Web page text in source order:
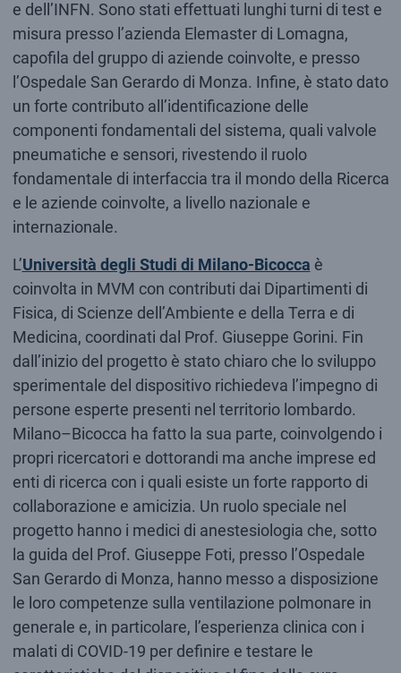
e dell’INFN. Sono stati effettuati lunghi turni di test e
misura presso l’azienda Elemaster di Lomagna,
capofila del gruppo di aziende coinvolte, e presso
l’Ospedale San Gerardo di Monza. Infine, è stato dato
un forte contributo all’identificazione delle
componenti fondamentali del sistema, quali valvole
pneumatiche e sensori, rivestendo il ruolo
fondamentale di interfaccia tra il mondo della Ricerca
e le aziende coinvolte, a livello nazionale e
internazionale.
L’Università degli Studi di Milano-Bicocca è
coinvolta in MVM con contributi dai Dipartimenti di
Fisica, di Scienze dell’Ambiente e della Terra e di
Medicina, coordinati dal Prof. Giuseppe Gorini. Fin
dall’inizio del progetto è stato chiaro che lo sviluppo
sperimentale del dispositivo richiedeva l’impegno di
persone esperte presenti nel territorio lombardo.
Milano–Bicocca ha fatto la sua parte, coinvolgendo i
propri ricercatori e dottorandi ma anche imprese ed
enti di ricerca con i quali esiste un forte rapporto di
collaborazione e amicizia. Un ruolo speciale nel
progetto hanno i medici di anestesiologia che, sotto
la guida del Prof. Giuseppe Foti, presso l’Ospedale
San Gerardo di Monza, hanno messo a disposizione
le loro competenze sulla ventilazione polmonare in
generale e, in particolare, l’esperienza clinica con i
malati di COVID-19 per definire e testare le